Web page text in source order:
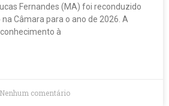
Fernandes (MA) foi reconduzido
Câmara para o ano de 2026. A
à
Nenhum comentário